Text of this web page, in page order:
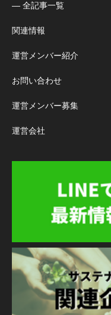
― 全記事一覧
関連情報
運営メンバー紹介
お問い合わせ
運営メンバー募集
運営会社